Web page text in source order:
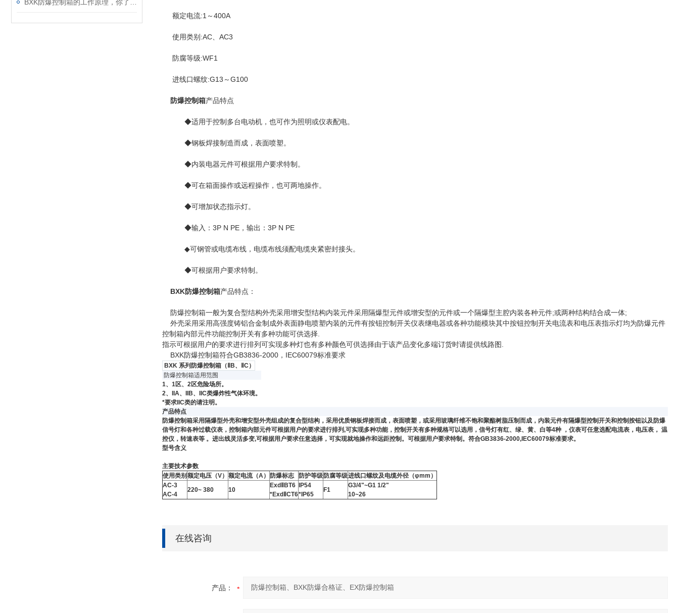
额定电流:1～400A
使用类别:AC、AC3
防腐等级:WF1
进线口螺纹:G13～G100
防爆控制箱产品特点
◆适用于控制多台电动机，也可作为照明或仪表配电。
◆钢板焊接制造而成，表面喷塑。
◆内装电器元件可根据用户要求特制。
◆可在箱面操作或远程操作，也可两地操作。
◆可增加状态指示灯。
◆输入：3P N PE，输出：3P N PE
◆可钢管或电缆布线，电缆布线须配电缆夹紧密封接头。
◆可根据用户要求特制。
BXK防爆控制箱产品特点：
防爆控制箱一般为复合型结构外壳采用增安型结构内装元件采用隔爆型元件或增安型的元件或一个隔爆型主腔内装各种元件;或两种结构结合成一体;
外壳采用采用高强度铸铝合金制成外表面静电喷塑内装的元件有按钮控制开关仪表继电器或各种功能模块其中按钮控制开关电流表和电压表指示灯均为防爆元件
控制箱内部元件功能控制开关有多种功能可供选择.
指示可根据用户的要求进行排列可实现多种灯也有多种颜色可供选择由于该产品变化多端订货时请提供线路图.
BXK防爆控制箱符合GB3836-2000，IEC60079标准要求
BXK 系列防爆控制箱（ⅡB、ⅡC）
防爆控制箱适用范围
1、1区、2区危险场所。
2、IIA、IIB、IIC类爆炸性气体环境。
*要求IIC类的请注明。
产品特点
防爆控制箱采用隔爆型外壳和增安型外壳组成的复合型结构，采用优质钢板焊接而成，表面喷塑，或采用玻璃纤维不饱和聚酯树脂压制而成，内装元件有隔爆型控制开关和控制按钮以及防爆
信号灯和各种过载仪表，控制箱内部元件可根据用户的要求进行排列,可实现多种功能，控制开关有多种规格可以选用，信号灯有红、绿、黄、白等4种 ，仪表可任意选配电流表，电压表， 温
控仪，转速表等 。进出线灵活多变,可根据用户要求任意选择，可实现就地操作和远距控制。可根据用户要求特制。符合GB3836-2000,IEC60079标准要求。
型号含义
主要技术参数
使用类别 额定电压（V） 额定电流（A） 防爆标志 防护等级 防腐等级进线口螺纹及电缆外径（φmm）
AC-3
AC-4
220~ 380 10
ExdⅡBT6
*ExdⅡCT6
IP54
*IP65
F1
G3/4"~G1 1/2"
10~26
在线咨询
产品：